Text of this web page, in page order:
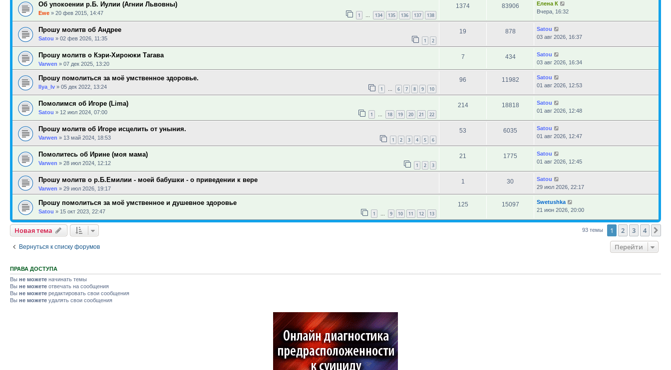
Об упокоении р.Б. Иулии (Агнии Львовны)
Ewe » 20 фев 2015, 14:47 1 … 134 135 136 137 138
1374 83906
Елена К
Вчера, 16:32
Прошу молитв об Андрее
Satou » 02 фев 2026, 11:35 1 2
19 878
Satou
03 авг 2026, 16:37
Прошу молитв о Кэри-Хироюки Тагава
Varwen » 07 дек 2025, 13:20
7 434
Satou
03 авг 2026, 16:34
Прошу помолиться за моё умственное здоровье.
Ilya_Iv » 05 дек 2022, 13:24 1 … 6 7 8 9 10
96 11982
Satou
01 авг 2026, 12:53
Помолимся об Игоре (Lima)
Satou » 12 июл 2024, 07:00 1 … 18 19 20 21 22
214 18818
Satou
01 авг 2026, 12:48
Прошу молитв об Игоре исцелить от уныния.
Varwen » 13 май 2024, 18:53 1 2 3 4 5 6
53 6035
Satou
01 авг 2026, 12:47
Помолитесь об Ирине (моя мама)
Varwen » 28 июл 2024, 12:12 1 2 3
21 1775
Satou
01 авг 2026, 12:45
Прошу молитв о р.Б.Емилии - моей бабушки - о приведении к вере
Varwen » 29 июл 2026, 19:17
1 30
Satou
29 июл 2026, 22:17
Прошу помолиться за моё умственное и душевное здоровье
Satou » 15 окт 2023, 22:47 1 … 9 10 11 12 13
125 15097
Swetushka
21 июн 2026, 20:00
Новая тема 93 темы 1 2 3 4
Вернуться к списку форумов Перейти
ПРАВА ДОСТУПА
Вы не можете начинать темы
Вы не можете отвечать на сообщения
Вы не можете редактировать свои сообщения
Вы не можете удалять свои сообщения